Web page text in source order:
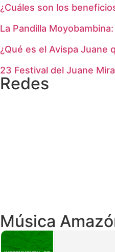
¿Cuáles son los
La Pandilla
¿Qué es el Avispa Juane
23 Festival del Juane
Redes
Música